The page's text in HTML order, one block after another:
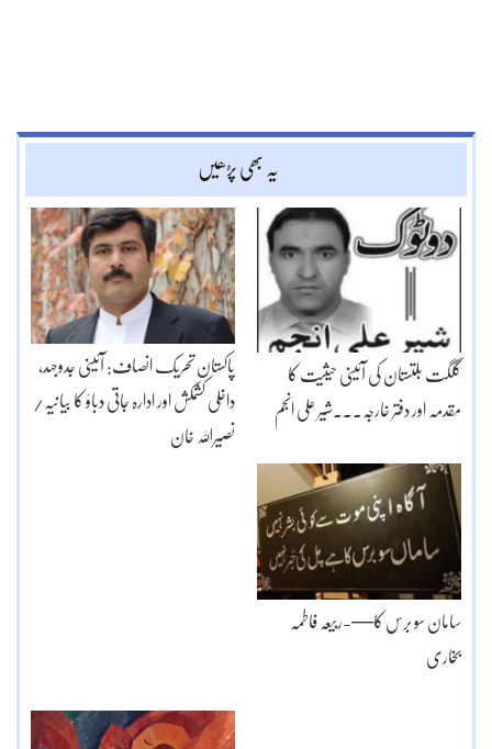
یہ بھی پڑھیں
پاکستان تحریک انصاف: آئینی جدوجہد،
داخلی کشمکش اور ادارہ جاتی دباؤ کا بیانیہ/
نصیراللہ خان
گلگت بلتستان کی آئینی حیثیت کا
مقدمہ اور دفتر خارجہ۔۔۔شیر علی انجم
سامان سو برس کا—-ربیعہ فاطمہ
بخاری